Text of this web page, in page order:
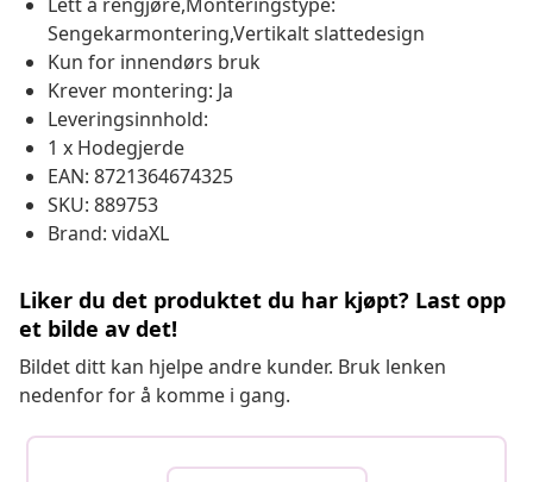
Sengekarmontering,Vertikalt slattedesign
Kun for innendørs bruk
Krever montering: Ja
Leveringsinnhold:
1 x Hodegjerde
EAN: 8721364674325
SKU: 889753
Brand: vidaXL
Liker du det produktet du har kjøpt? Last opp
et bilde av det!
Bildet ditt kan hjelpe andre kunder. Bruk lenken
nedenfor for å komme i gang.